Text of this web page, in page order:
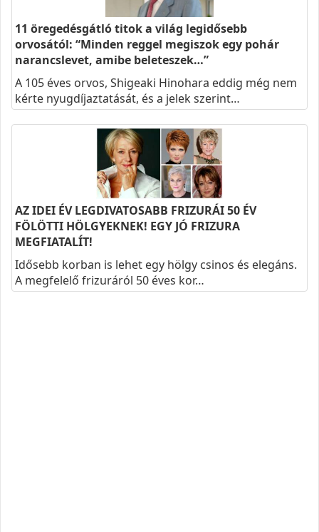
11 öregedésgátló titok a világ legidősebb
orvosától: “Minden reggel megiszok egy pohár
narancslevet, amibe beleteszek…”
A 105 éves orvos, Shigeaki Hinohara eddig még nem
kérte nyugdíjaztatását, és a jelek szerint…
AZ IDEI ÉV LEGDIVATOSABB FRIZURÁI 50 ÉV
FÖLÖTTI HÖLGYEKNEK! EGY JÓ FRIZURA
MEGFIATALÍT!
Idősebb korban is lehet egy hölgy csinos és elegáns.
A megfelelő frizuráról 50 éves kor…